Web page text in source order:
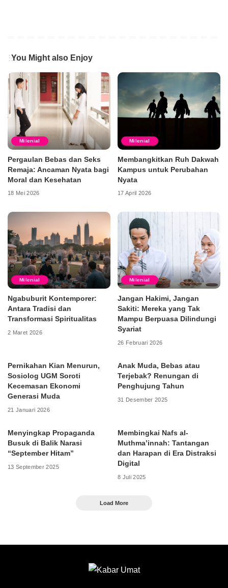
You Might also Enjoy
Milenial
Pergaulan Bebas dan Seks
Remaja: Ancaman Nyata bagi
Moral dan Kesehatan
18 Mei 2026
Milenial
Membangkitkan Ruh Dakwah
Kampus untuk Perubahan
Nyata
17 April 2026
Milenial
Ngabuburit Kontemporer:
Antara Tradisi dan
Transformasi Spiritualitas
2 Maret 2026
Milenial
Jangan Hakimi, Jangan
Sakiti: Mereka yang Tak
Mampu Berpuasa Dilindungi
Syariat
26 Februari 2026
Pernikahan Kian Menurun,
Sosiolog UGM Soroti
Kecemasan Ekonomi
Generasi Muda
21 Januari 2026
Anak Muda, Bebas atau
Terjebak? Renungan di
Penghujung Tahun
31 Desember 2025
Menyingkap Propaganda
Busuk di Balik Narasi
“September Hitam”
13 September 2025
Membingkai Nafs al-
Muthma’innah: Tantangan
dan Harapan di Era Distraksi
Digital
8 Juli 2025
Load More